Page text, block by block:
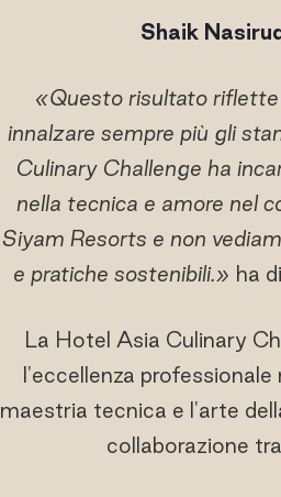
Shaik
«Questo risultato riflette
innalzare sempre più gli
Culinary Challenge ha
nella tecnica e amore nel
Siyam Resorts e non
e pratiche sostenibili.» ha
La Hotel Asia Culinary
l'eccellenza
maestria tecnica e l'arte
collaborazione